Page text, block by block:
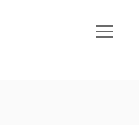
menüyü
aç